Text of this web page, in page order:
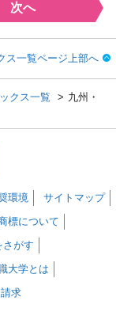
次へ
ス一覧ページ上部へ
クス一覧
九州・
環境
サイトマップ
標について
さがす
大学とは
求